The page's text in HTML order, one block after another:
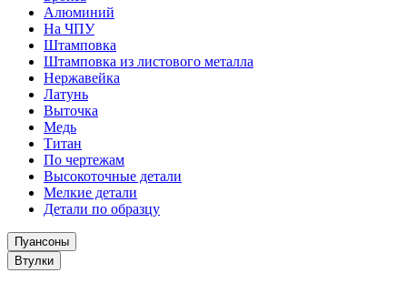
Алюминий
На ЧПУ
Штамповка
Штамповка из листового металла
Нержавейка
Латунь
Выточка
Медь
Титан
По чертежам
Высокоточные детали
Мелкие детали
Детали по образцу
Пуансоны
Втулки